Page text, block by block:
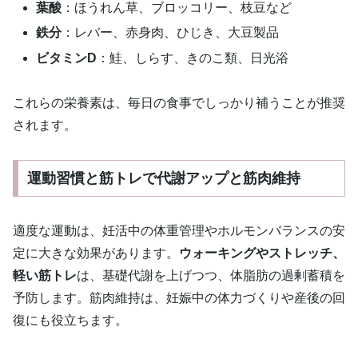
葉酸 ：ほうれん草、ブロッコリー、枝豆など
鉄分：レバー、赤身肉、ひじき、大豆製品
ビタミンD ：鮭、しらす、きのこ類、日光浴
これらの栄養素は、毎日の食事でしっかり補うことが推奨
されます。
運動習慣と筋トレで代謝アップと筋肉維持
適度な運動は、妊活中の体重管理やホルモンバランスの安
定に大きな効果があります。
ウォーキングやストレッチ、
軽い筋トレは、基礎代謝を上げつつ、体脂肪の過剰蓄積を
予防します。筋肉維持は、妊娠中の体力づくりや産後の回
復にも役立ちます。